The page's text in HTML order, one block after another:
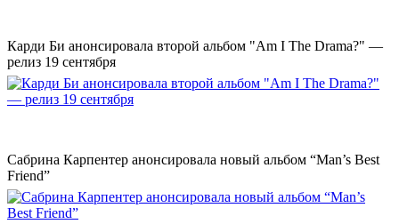
Карди Би анонсировала второй альбом "Am I The Drama?" —
релиз 19 сентября
Сабрина Карпентер анонсировала новый альбом “Man’s Best
Friend”